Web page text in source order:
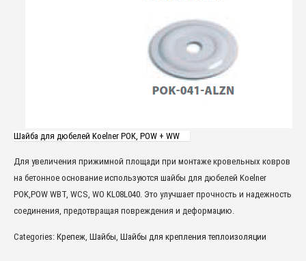
Шайба для дюбелей Koelner POK, POW + WW
Для увеличения прижимной площади при монтаже кровельных ковров
на бетонное основание используются шайбы для дюбелей Koelner
POK,POW WBT, WCS, WO KL08L040. Это улучшает прочность и надежность
соединения, предотвращая повреждения и деформацию.
Categories: Крепеж, Шайбы, Шайбы для крепления теплоизоляции